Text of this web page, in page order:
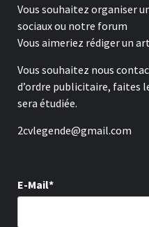
Vous souhaitez organiser
sociaux ou notre forum
Vous aimeriez rédiger un
Vous souhaitez nous
d’ordre publicitaire, faites
sera étudiée.
2cvlegende@gmail.com
E-Mail*